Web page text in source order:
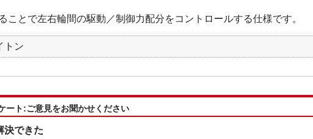
ことで左右輪間の駆動／制御力配分をコントロールする仕様です。
トン
ート:ご意見をお聞かせください
決できた